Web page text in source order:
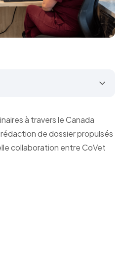
à travers le Canada
de dossier propulsés
collaboration entre CoVet